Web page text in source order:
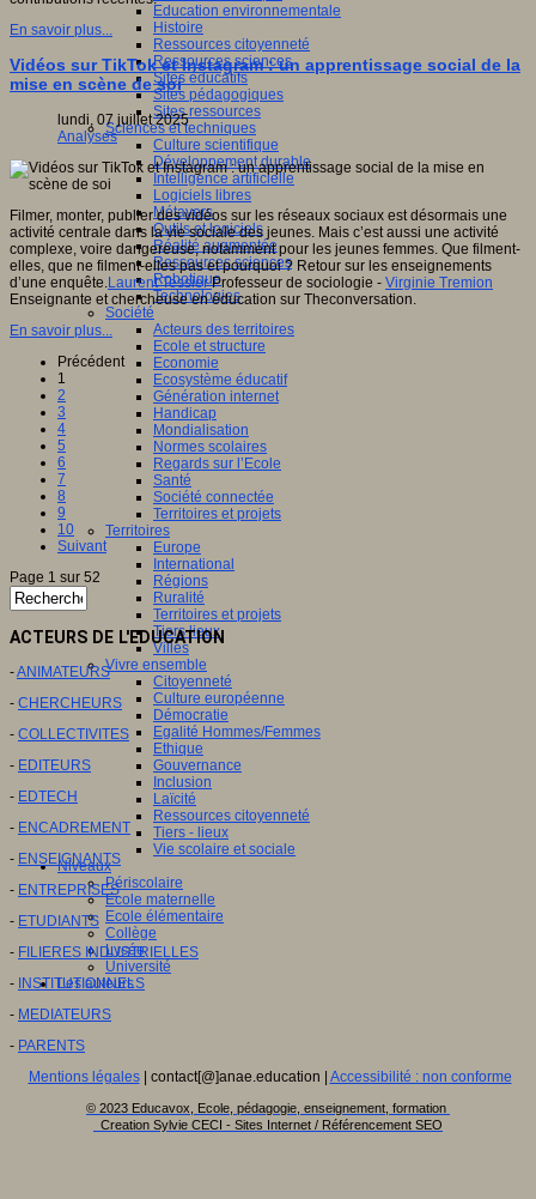
Education environnementale
Histoire
Ressources citoyenneté
Ressources sciences
Sites éducatifs
Sites pédagogiques
Sites ressources
Sciences et techniques
Culture scientifique
Développement durable
Intelligence artificielle
Logiciels libres
Métavers
Outils et logiciels
Réalité augmentée
Ressources sciences
Robotique
Technologies
Société
Acteurs des territoires
Ecole et structure
Economie
Ecosystème éducatif
Génération internet
Handicap
Mondialisation
Normes scolaires
Regards sur l’Ecole
Santé
Société connectée
Territoires et projets
Territoires
Europe
International
Régions
Ruralité
Territoires et projets
Tiers lieux
Villes
Vivre ensemble
Citoyenneté
Culture européenne
Démocratie
Egalité Hommes/Femmes
Ethique
Gouvernance
Inclusion
Laïcité
Ressources citoyenneté
Tiers - lieux
Vie scolaire et sociale
Niveaux
Périscolaire
Ecole maternelle
Ecole élémentaire
Collège
Lycée
Université
Les auteurs
En savoir plus...
Vidéos sur TikTok et Instagram : un apprentissage social de la
mise en scène de soi
lundi, 07 juillet 2025
Analyses
Filmer, monter, publier des vidéos sur les réseaux sociaux est désormais une
activité centrale dans la vie sociale des jeunes. Mais c’est aussi une activité
complexe, voire dangereuse, notamment pour les jeunes femmes. Que filment-
elles, que ne filment-elles pas et pourquoi ? Retour sur les enseignements
d’une enquête. Laurent TessierProfesseur de sociologie - Virginie Tremion
Enseignante et chercheuse en éducation sur Theconversation.
En savoir plus...
Précédent
1
2
3
4
5
6
7
8
9
10
Suivant
Page 1 sur 52
ACTEURS DE L'EDUCATION
-ANIMATEURS
- CHERCHEURS
- COLLECTIVITES
- EDITEURS
- EDTECH
- ENCADREMENT
- ENSEIGNANTS
- ENTREPRISES
- ETUDIANTS
- FILIERES INDUSTRIELLES
- INSTITUTIONNELS
- MEDIATEURS
- PARENTS
Mentions légales| contact[@]anae.education | Accessibilité : non conforme
© 2023 Educavox, Ecole, pédagogie, enseignement, formation
Creation Sylvie CECI - Sites Internet / Référencement SEO